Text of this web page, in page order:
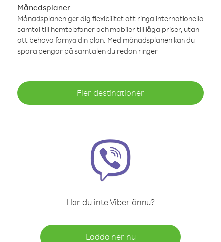
Månadsplaner
Månadsplanen ger dig flexibilitet att ringa internationella
samtal till hemtelefoner och mobiler till låga priser, utan
att behöva förnya din plan. Med månadsplanen kan du
spara pengar på samtalen du redan ringer
Fler destinationer
Har du inte Viber ännu?
Ladda ner nu